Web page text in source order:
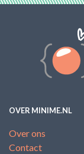
OVER MINIME.NL
Over ons
Contact